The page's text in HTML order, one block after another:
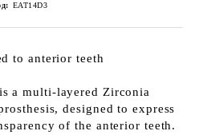
EAT14D3
to anterior teeth
a multi-layered Zirconia
designed to express
of the anterior teeth.